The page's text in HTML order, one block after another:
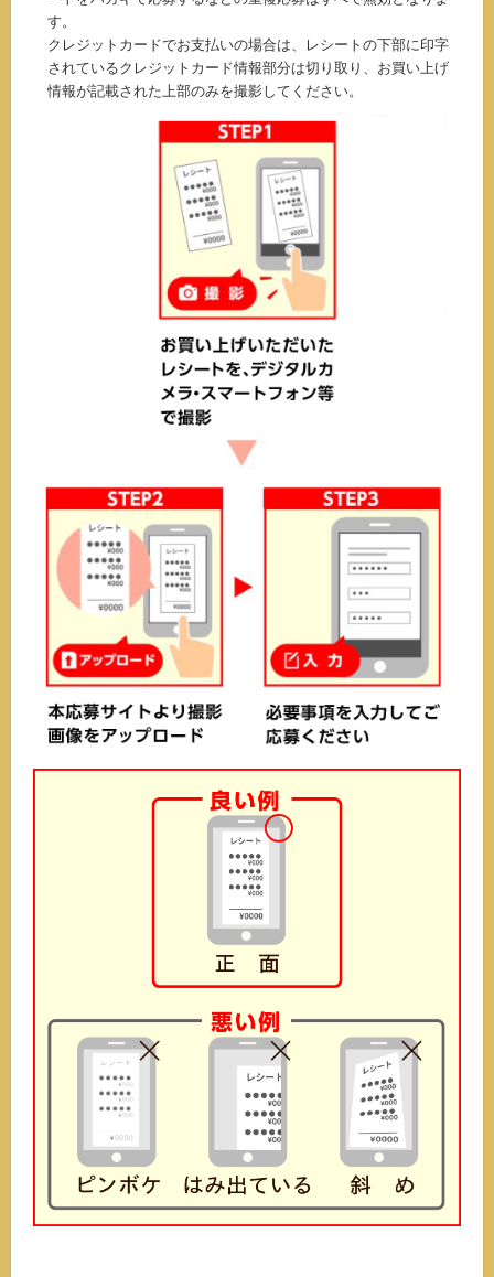
す。
クレジットカードでお支払いの場合は、レシートの下部に印字
されているクレジットカード情報部分は切り取り、お買い上げ
情報が記載された上部のみを撮影してください。